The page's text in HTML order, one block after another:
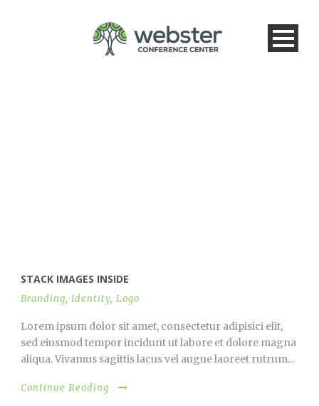
STACK IMAGES INSIDE
Branding, Identity, Logo
Lorem ipsum dolor sit amet, consectetur adipisici elit,
sed eiusmod tempor incidunt ut labore et dolore magna
aliqua. Vivamus sagittis lacus vel augue laoreet rutrum...
Continue Reading